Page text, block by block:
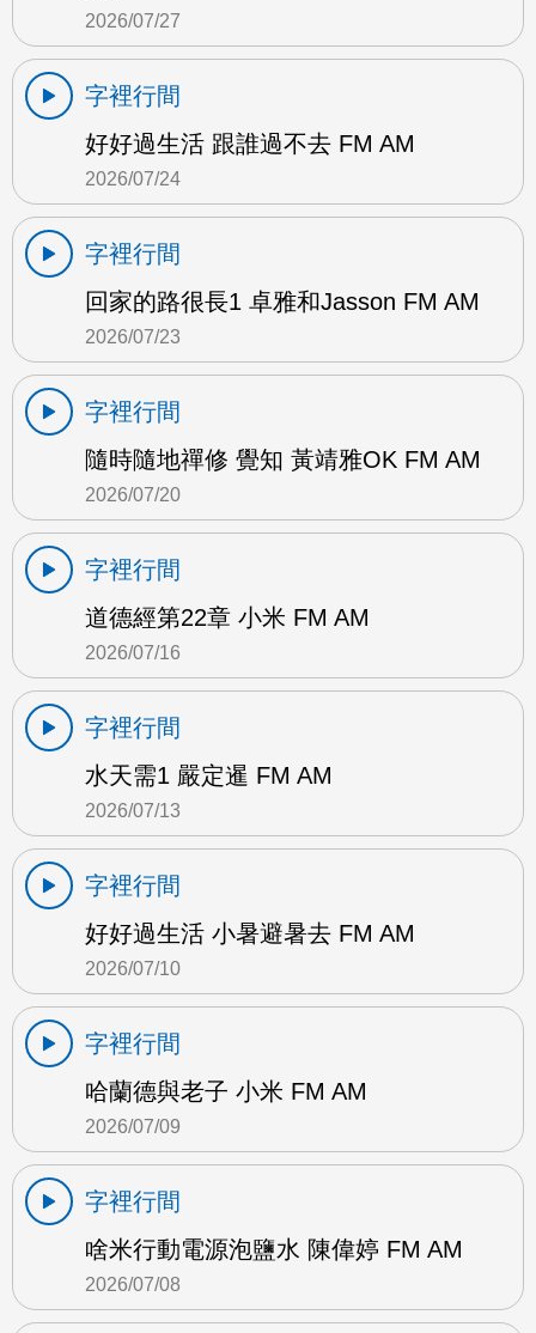
2026/07/27
字裡行間
好好過生活 跟誰過不去 FM AM
2026/07/24
字裡行間
回家的路很長1 卓雅和Jasson FM AM
2026/07/23
字裡行間
隨時隨地禪修 覺知 黃靖雅OK FM AM
2026/07/20
字裡行間
道德經第22章 小米 FM AM
2026/07/16
字裡行間
水天需1 嚴定暹 FM AM
2026/07/13
字裡行間
好好過生活 小暑避暑去 FM AM
2026/07/10
字裡行間
哈蘭德與老子 小米 FM AM
2026/07/09
字裡行間
啥米行動電源泡鹽水 陳偉婷 FM AM
2026/07/08